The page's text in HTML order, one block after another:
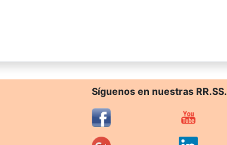
Síguenos en nuestras RR.SS.